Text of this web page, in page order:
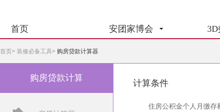
首页 安团家博会
首页> 装修必备工具> 购房贷款计算器
购房贷款计算
计算条件
住房公积金个人月缴存